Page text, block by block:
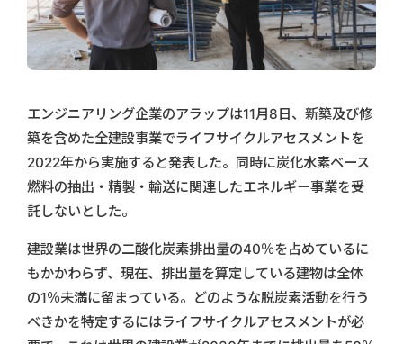
エンジニアリング企業のアラップは11月8日、新築及び修
築を含めた全建設事業でライフサイクルアセスメントを
2022年から実施すると発表した。同時に炭化水素ベース
燃料の抽出・精製・輸送に関連したエネルギー事業を受
託しないとした。
建設業は世界の二酸化炭素排出量の40％を占めているに
もかかわらず、現在、排出量を算定している建物は全体
の1％未満に留まっている。どのような脱炭素活動を行う
べきかを特定するにはライフサイクルアセスメントが必